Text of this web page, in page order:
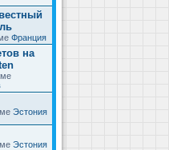
ж
е
и
я
Франция
на
Эстония
Эстония